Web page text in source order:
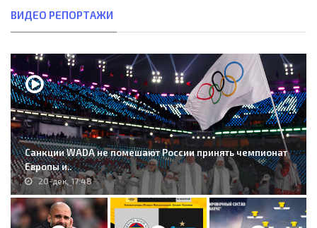
ВИДЕО РЕПОРТАЖИ
Санкции WADA не помешают России принять чемпионат
Европы и..
20-дек, 17:48